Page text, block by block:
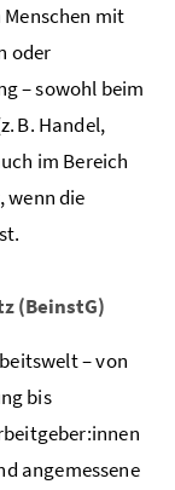
mit
oder
– sowohl beim
B. Handel,
im Bereich
wenn die
(BeinstG)
– von
bis
angemessene